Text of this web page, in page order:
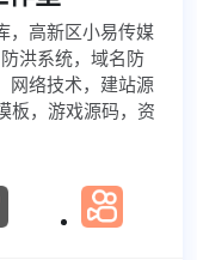
，高新区小易传媒
洪系统，域名防
网络技术，建站源
板，游戏源码，资